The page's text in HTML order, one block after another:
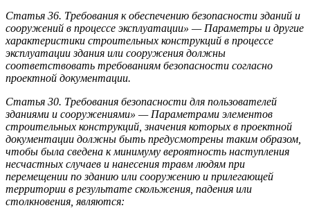
Статья 36. Требования к обеспечению безопасности зданий и
сооружений в процессе эксплуатации» — Параметры и другие
характеристики строительных конструкций в процессе
эксплуатации здания или сооружения должны
соответствовать требованиям безопасности согласно
проектной документации.
Статья 30. Требования безопасности для пользователей
зданиями и сооружениями» — Параметрами элементов
строительных конструкций, значения которых в проектной
документации должны быть предусмотрены таким образом,
чтобы была сведена к минимуму вероятность наступления
несчастных случаев и нанесения травм людям при
перемещении по зданию или сооружению и прилегающей
территории в результате скольжения, падения или
столкновения, являются: